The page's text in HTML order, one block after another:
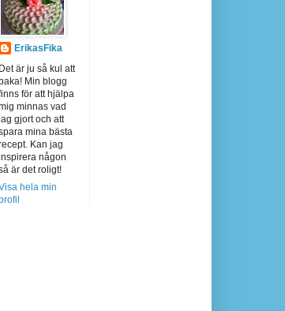
ErikasFika
Det är ju så kul att
baka! Min blogg
för att hjälpa
minnas vad
gjort och att
mina bästa
Kan jag
någon
är det roligt!
hela min